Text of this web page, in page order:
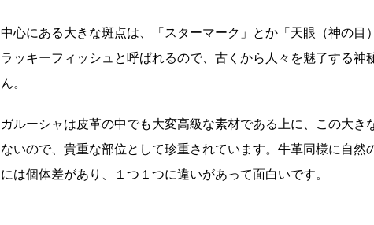
中心にある大きな斑点は、「スターマーク」とか「天眼（神の目
ラッキーフィッシュと呼ばれるので、古くから人々を魅了する神
ん。
ガルーシャは皮革の中でも大変高級な素材である上に、この大き
ないので、貴重な部位として珍重されています。牛革同様に自然
には個体差があり、１つ１つに違いがあって面白いです。